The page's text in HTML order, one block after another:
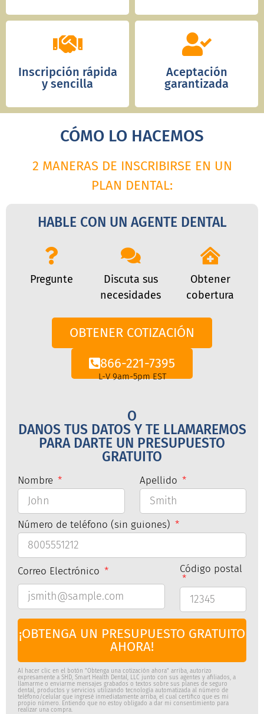
Inscripción rápida
y sencilla
Aceptación
garantizada
CÓMO LO HACEMOS
2 MANERAS DE INSCRIBIRSE EN UN
PLAN DENTAL:
HABLE CON UN AGENTE DENTAL
Pregunte
Discuta sus
necesidades
Obtener
cobertura
OBTENER COTIZACIÓN
866-221-7395
L-V 9am-5pm EST
O
DANOS TUS DATOS Y TE LLAMAREMOS
PARA DARTE UN PRESUPUESTO
GRATUITO
Nombre Apellido
Número de teléfono (sin guiones)
Correo Electrónico Código postal
¡OBTENGA UN PRESUPUESTO GRATUITO
AHORA!
Al hacer clic en el botón "Obtenga una cotización ahora" arriba, autorizo
expresamente a SHD, Smart Health Dental, LLC junto con sus agentes y afiliados, a
llamarme o enviarme mensajes grabados o textos sobre sus planes de seguro
dental, productos y servicios utilizando tecnología automatizada al número de
teléfono/celular que ingresé inmediatamente arriba, el cual certifico que es mi
propio número. Entiendo que no estoy obligado a dar mi consentimiento para
realizar una compra.